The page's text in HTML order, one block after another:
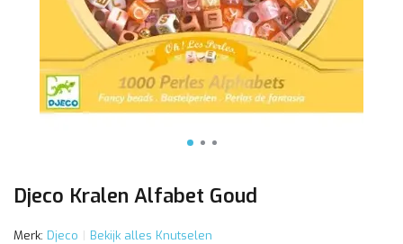
Djeco Kralen Alfabet Goud
Merk: Djeco Bekijk alles Knutselen